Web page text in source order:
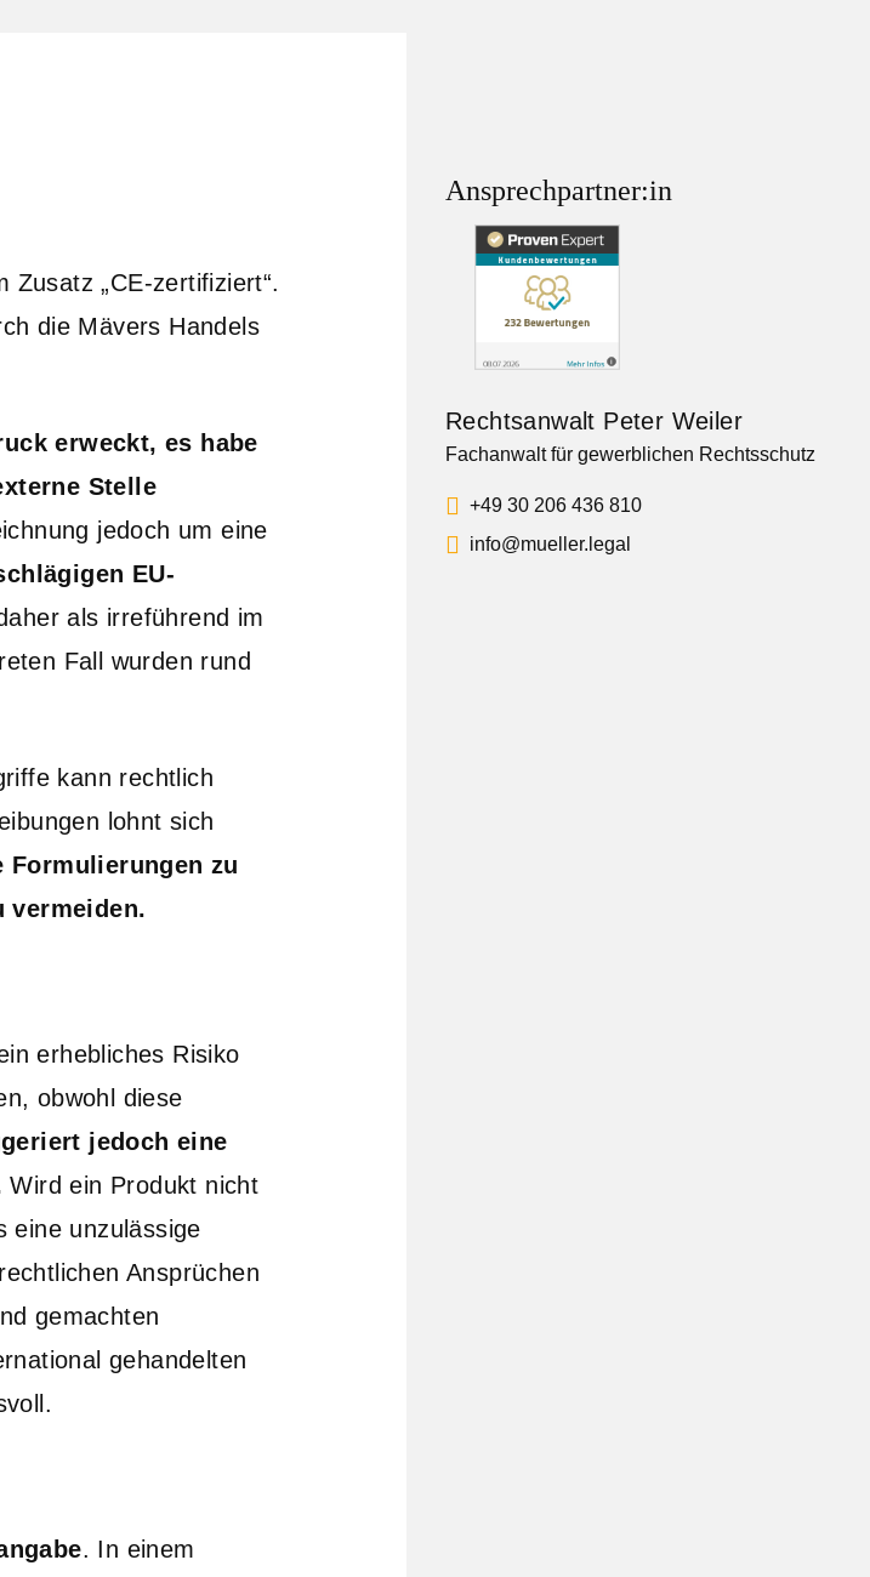
„CE-zertifiziert“.
die Mävers Handels
erweckt, es habe
Stelle
jedoch um eine
EU-
als irreführend im
Fall wurden rund
kann rechtlich
lohnt sich
zu
vermeiden.
erhebliches Risiko
obwohl diese
jedoch eine
Wird ein Produkt nicht
eine unzulässige
Ansprüchen
gemachten
gehandelten
. In einem
Ansprechpartner:in
Rechtsanwalt Peter Weiler
Fachanwalt für gewerblichen Rechtsschutz
+49 30 206 436 810
info@mueller.legal